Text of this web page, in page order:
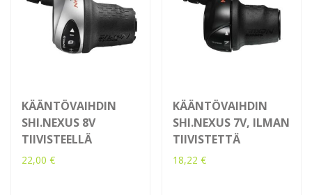
KÄÄNTÖVAIHDIN
SHI.NEXUS 8V
TIIVISTEELLÄ
22,00 €
KÄÄNTÖVAIHDIN
SHI.NEXUS 7V, ILMAN
TIIVISTETTÄ
18,22€